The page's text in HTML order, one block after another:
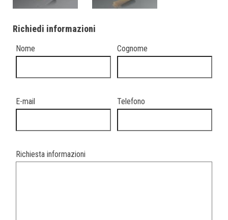
Richiedi informazioni
Nome Cognome
E-mail Telefono
Richiesta informazioni